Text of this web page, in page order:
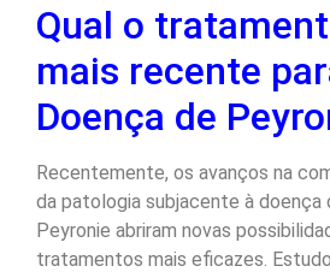
Qual o
mais recente
Doença de
Recentemente, os avanços na
da patologia subjacente à doença
Peyronie abriram novas
tratamentos mais eficazes.